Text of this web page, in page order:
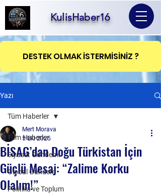
KulisHaber16
DESTEK OLMAK İSTERMİSİNİZ ?
Yazı
Tüm Haberler
Siyaset Gündemi
Global Gündem
Politika ve Toplum
Tüm Haberler
BİSAG’dan Doğu Türkistan İçin
Güçlü Mesaj: “Zalime Korku
Olalım!”
Mert Morava
5 Eki 2025